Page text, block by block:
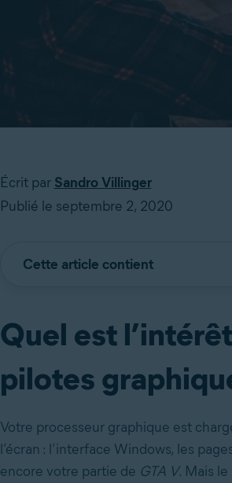
Écrit par Sandro Villinger
Publié le septembre 2, 2020
Cette article contient
Quel est
pilotes
Votre processeur graphique est
l’écran : l’interface Windows, les
encore votre partie de GTA V. Mais